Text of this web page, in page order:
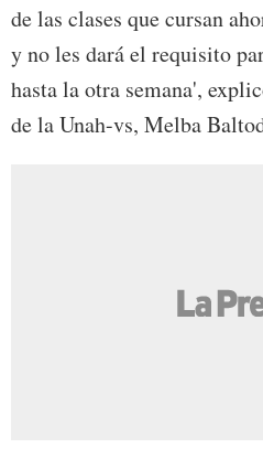
de las clases que cursan
y no les dará el requisito
hasta la otra semana',
de la Unah-vs, Melba